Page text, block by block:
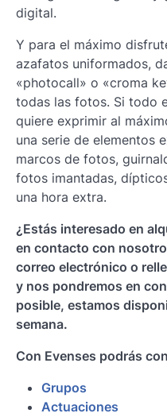
digital.
Y para el máximo
azafatos uniformados,
«photocall» o «croma
todas las fotos. Si todo
quiere exprimir al
una serie de elementos
marcos de fotos,
fotos imantadas,
una hora extra.
¿Estás interesado en
en contacto con
correo electrónico o
y nos pondremos en
posible, estamos
semana.
Con Evenses podrás
Grupos
Actuaciones